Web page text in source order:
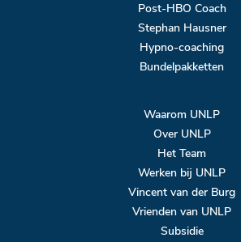
Post-HBO Coach
Stephan Hausner
Hypno-coaching
Bundelpakketten
Waarom UNLP
Over UNLP
Het Team
Werken bij UNLP
Vincent van der Burg
Vrienden van UNLP
Subsidie